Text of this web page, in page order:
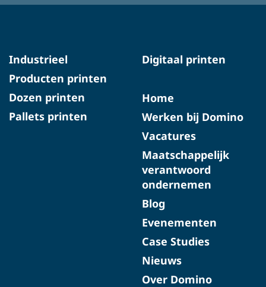
Industrieel
Producten printen
Dozen printen
Pallets printen
Digitaal printen
Home
Werken bij Domino
Vacatures
Maatschappelijk
verantwoord
ondernemen
Blog
Evenementen
Case Studies
Nieuws
Over Domino